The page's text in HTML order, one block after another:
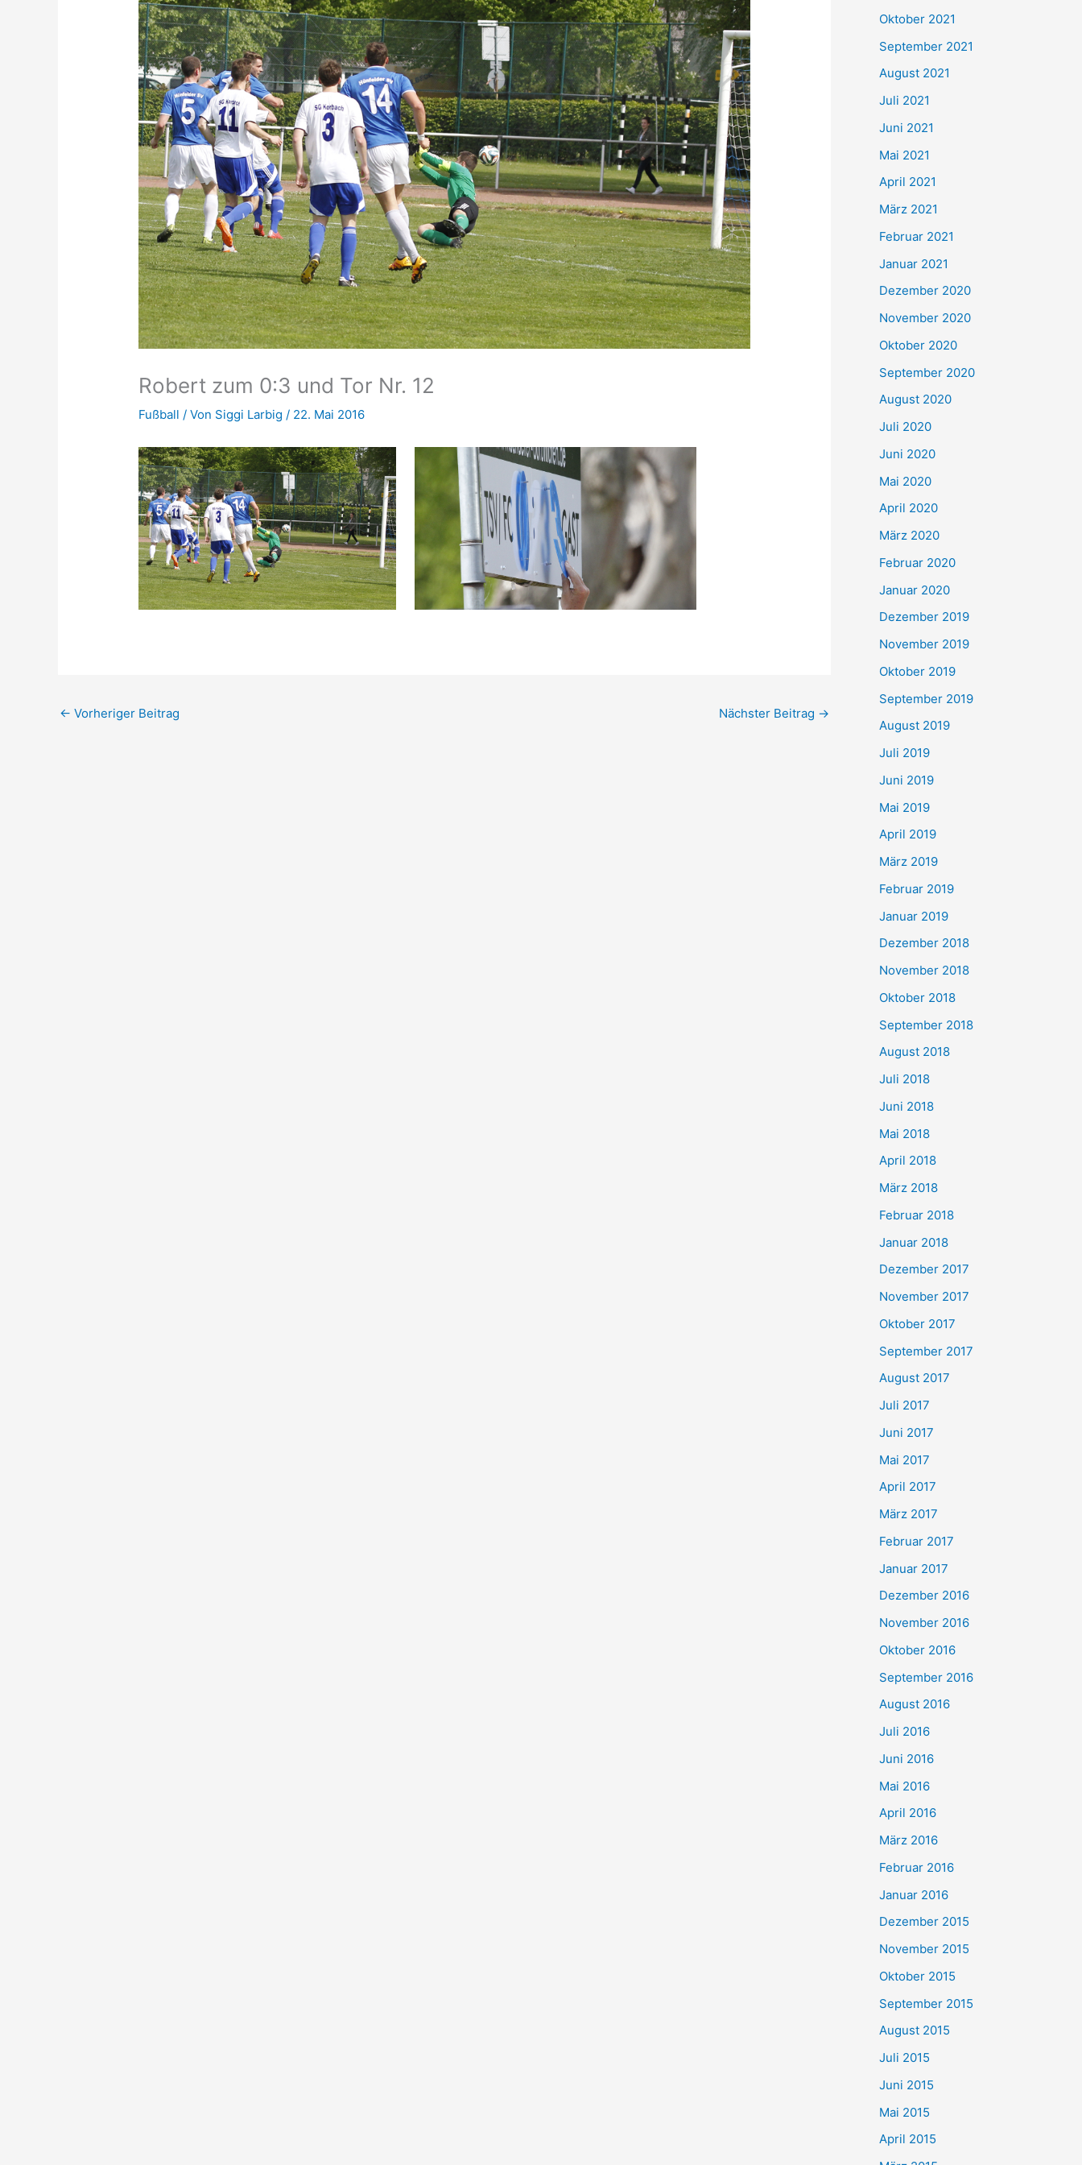
Robert zum 0:3 und Tor Nr. 12
Fußball / Von Siggi Larbig / 22. Mai 2016
← Vorheriger Beitrag Nächster Beitrag →
e
n
h
:
Oktober 2021
September 2021
August 2021
Juli 2021
Juni 2021
Mai 2021
April 2021
März 2021
Februar 2021
Januar 2021
Dezember 2020
November 2020
Oktober 2020
September 2020
August 2020
Juli 2020
Juni 2020
Mai 2020
April 2020
März 2020
Februar 2020
Januar 2020
Dezember 2019
November 2019
Oktober 2019
September 2019
August 2019
Juli 2019
Juni 2019
Mai 2019
April 2019
März 2019
Februar 2019
Januar 2019
Dezember 2018
November 2018
Oktober 2018
September 2018
August 2018
Juli 2018
Juni 2018
Mai 2018
April 2018
März 2018
Februar 2018
Januar 2018
Dezember 2017
November 2017
Oktober 2017
September 2017
August 2017
Juli 2017
Juni 2017
Mai 2017
April 2017
März 2017
Februar 2017
Januar 2017
Dezember 2016
November 2016
Oktober 2016
September 2016
August 2016
Juli 2016
Juni 2016
Mai 2016
April 2016
März 2016
Februar 2016
Januar 2016
Dezember 2015
November 2015
Oktober 2015
September 2015
August 2015
Juli 2015
Juni 2015
Mai 2015
April 2015